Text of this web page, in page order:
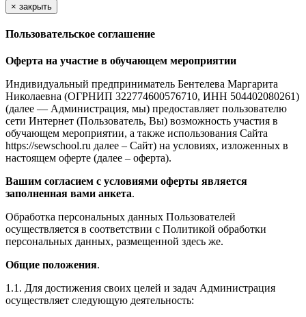
× закрыть
Пользовательское соглашение
Оферта на участие в обучающем мероприятии
Индивидуальный предприниматель Бентелева Маргарита
Николаевна (ОГРНИП 322774600576710, ИНН 504402080261)
(далее — Администрация, мы) предоставляет пользователю
сети Интернет (Пользователь, Вы) возможность участия в
обучающем мероприятии, а также использования Сайта
https://sewschool.ru далее – Сайт) на условиях, изложенных в
настоящем оферте (далее – оферта).
Вашим согласием с условиями оферты является
заполненная вами анкета.
Обработка персональных данных Пользователей
осуществляется в соответствии с Политикой обработки
персональных данных, размещенной здесь же.
Общие положения.
1.1. Для достижения своих целей и задач Администрация
осуществляет следующую деятельность: